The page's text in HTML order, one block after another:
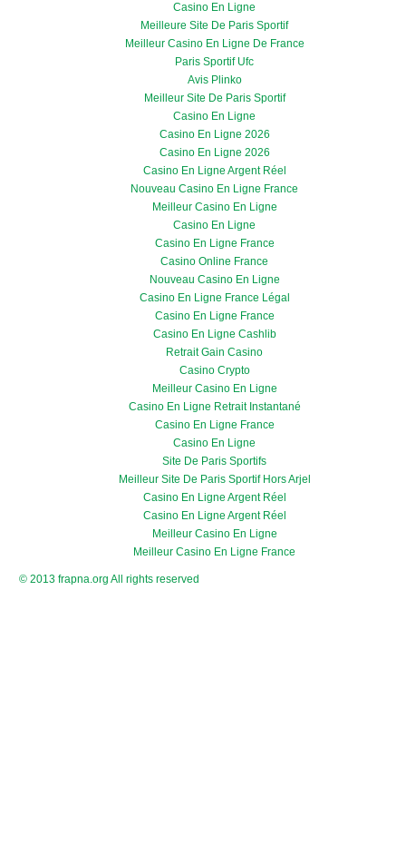
Casino En Ligne
Meilleure Site De Paris Sportif
Meilleur Casino En Ligne De France
Paris Sportif Ufc
Avis Plinko
Meilleur Site De Paris Sportif
Casino En Ligne
Casino En Ligne 2026
Casino En Ligne 2026
Casino En Ligne Argent Réel
Nouveau Casino En Ligne France
Meilleur Casino En Ligne
Casino En Ligne
Casino En Ligne France
Casino Online France
Nouveau Casino En Ligne
Casino En Ligne France Légal
Casino En Ligne France
Casino En Ligne Cashlib
Retrait Gain Casino
Casino Crypto
Meilleur Casino En Ligne
Casino En Ligne Retrait Instantané
Casino En Ligne France
Casino En Ligne
Site De Paris Sportifs
Meilleur Site De Paris Sportif Hors Arjel
Casino En Ligne Argent Réel
Casino En Ligne Argent Réel
Meilleur Casino En Ligne
Meilleur Casino En Ligne France
© 2013 frapna.org All rights reserved